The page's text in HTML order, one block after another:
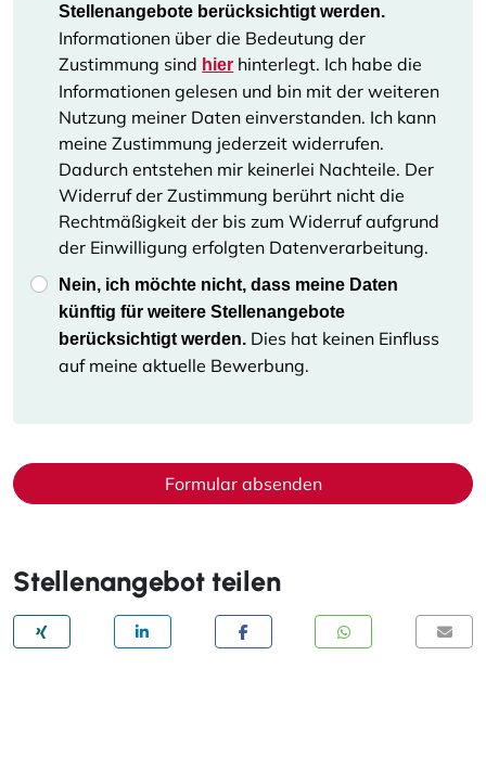
Stellenangebote berücksichtigt werden.
Informationen über die Bedeutung der
Zustimmung sind hier hinterlegt. Ich habe die
Informationen gelesen und bin mit der weiteren
Nutzung meiner Daten einverstanden. Ich kann
meine Zustimmung jederzeit widerrufen.
Dadurch entstehen mir keinerlei Nachteile. Der
Widerruf der Zustimmung berührt nicht die
Rechtmäßigkeit der bis zum Widerruf aufgrund
der Einwilligung erfolgten Datenverarbeitung.
Nein, ich möchte nicht, dass meine Daten
künftig für weitere Stellenangebote
berücksichtigt werden. Dies hat keinen Einfluss
auf meine aktuelle Bewerbung.
Formular absenden
Stellenangebot teilen